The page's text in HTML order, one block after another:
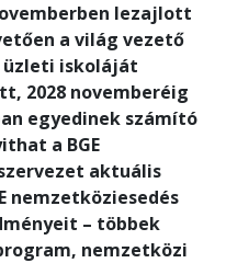
lezajlott
a világ vezető
üzleti iskoláját
2028 novemberéig
egyedinek számító
a BGE
aktuális
nemzetköziesedés
– többek
nemzetközi